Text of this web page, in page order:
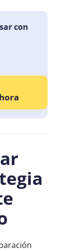
con